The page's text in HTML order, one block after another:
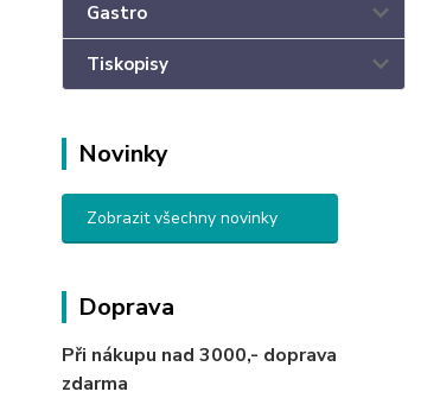
Gastro
Tiskopisy
Novinky
Zobrazit všechny novinky
Doprava
Při nákupu nad 3000,- doprava
zdarma